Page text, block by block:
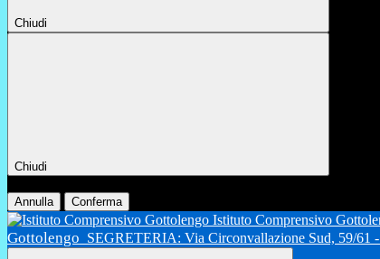
Chiudi
Chiudi
Annulla Conferma
Istituto Comprensivo
Gottolengo SEGRETERIA: Via Circonvallazione Sud, 59/61